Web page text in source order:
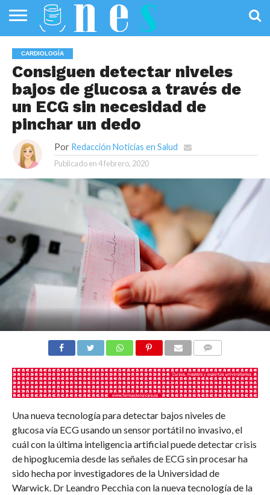
PÚBLICA
SANIDAD
INVESTIGACIÓN
ENTREVISTAS
PROFESIONALES
DE LA SALUD
INFOGRAFÍAS
DE SALUD
OPINIÓN
CARDIOLOGÍA
Consiguen detectar niveles
bajos de glucosa a través de
un ECG sin necesidad de
pinchar un dedo
Por Redacción Noticias en Salud
Publicado en4 febrero, 2020
Una nueva tecnología para detectar bajos niveles de
glucosa vía ECG usando un sensor portátil no invasivo, el
cuál con la última inteligencia artificial puede detectar crisis
de hipoglucemia desde las señales de ECG sin procesar ha
sido hecha por investigadores de la Universidad de
Warwick. Dr Leandro Pecchia con la nueva tecnología de la